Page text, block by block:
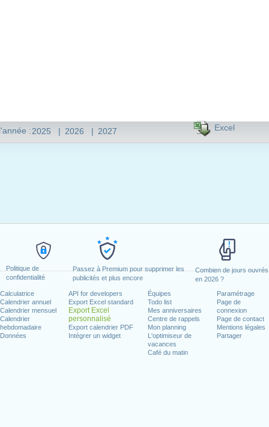
Politique de
confidentialité
Passez à Premium pour supprimer les
publicités et plus encore
Combien de jours ouvrés
en 2026 ?
Calculatrice
Calendrier annuel
Calendrier mensuel
Calendrier
hebdomadaire
Données
API for developers
Export Excel standard
Export Excel
personnalisé
Export calendrier PDF
Intégrer un widget
Équipes
Todo list
Mes anniversaires
Centre de rappels
Mon planning
L'optimiseur de
vacances
Café du matin
Paramétrage
Page de
connexion
Page de contact
Mentions légales
Partager
:2025 | 2026 | 2027 Excel